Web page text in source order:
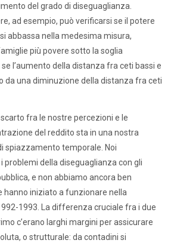
del grado di diseguaglianza.
ad esempio, può verificarsi se il potere
abbassa nella medesima misura,
più povere sotto la soglia
l’aumento della distanza fra ceti bassi e
da una diminuzione della distanza fra ceti
fra le nostre percezioni e le
del reddito sta in una nostra
spiazzamento temporale. Noi
problemi della diseguaglianza con gli
e non abbiamo ancora ben
hanno iniziato a funzionare nella
1993. La differenza cruciale fra i due
c’erano larghi margini per assicurare
o strutturale: da contadini si